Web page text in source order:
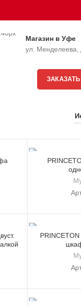
Магазин в Уфе
ул. Менделеева,